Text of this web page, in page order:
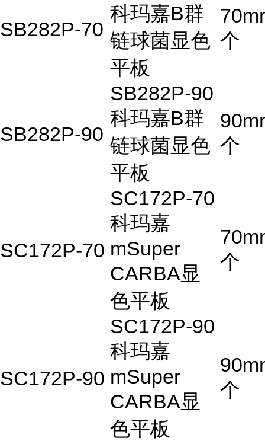
SB282P-70
科玛嘉B群
链球菌显色
平板
个
SB282P-90
SB282P-90
科玛嘉B群
链球菌显色
平板
个
SC172P-70
SC172P-70
科玛嘉
mSuper
CARBA显
色平板
个
SC172P-90
SC172P-90
科玛嘉
mSuper
CARBA显
色平板
个